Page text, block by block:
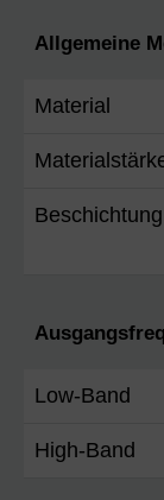
Allgemeine
Material
Beschichtung
Low-Band
High-Band